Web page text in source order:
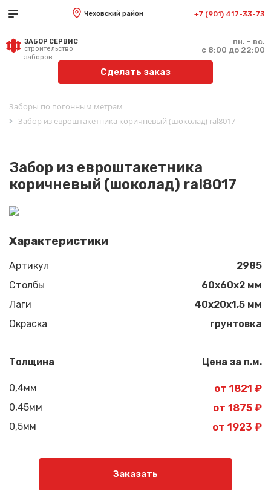
Чеховский район +7 (901) 417-33-73
ЗАБОР СЕРВИС
строительство
заборов
пн. - вс.
с 8:00 до 22:00
Сделать заказ
Заборы по погонным метрам
Забор из евроштакетника коричневый (шоколад) ral8017
Забор из евроштакетника
коричневый (шоколад) ral8017
Характеристики
Артикул
2985
Столбы
60х60х2 мм
Лаги
40х20х1,5 мм
Окраска
грунтовка
Толщина Цена за п.м.
0,4мм от 1821 ₽
0,45мм от 1875 ₽
0,5мм от 1923 ₽
Заказать